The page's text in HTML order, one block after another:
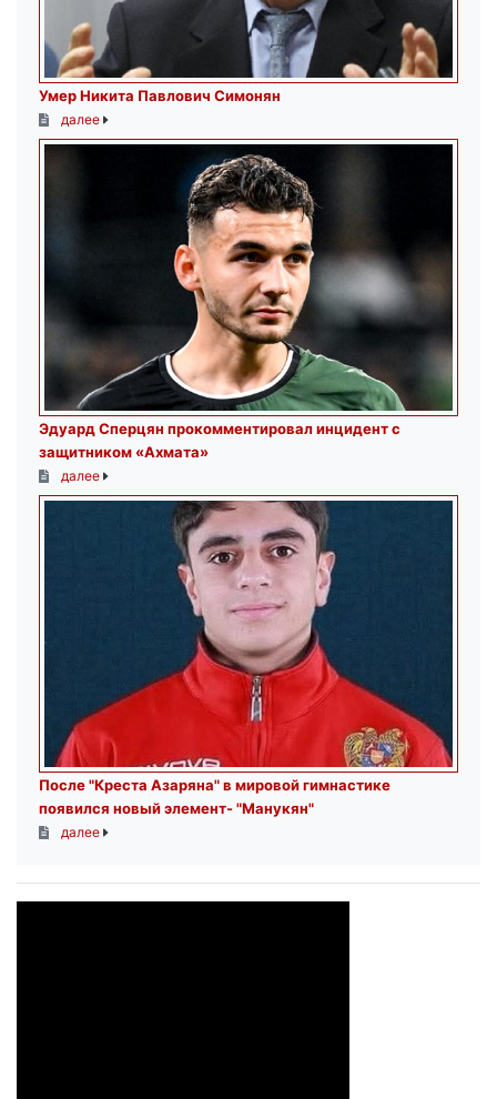
Умер Никита Павлович Симонян
далее
Эдуард Сперцян прокомментировал инцидент с
защитником «Ахмата»
далее
После "Креста Азаряна" в мировой гимнастике
появился новый элемент- "Манукян"
далее